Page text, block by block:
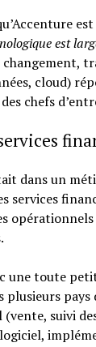
est
cloud)
chefs
dans un
services
une toute
pays
(vente, suivi